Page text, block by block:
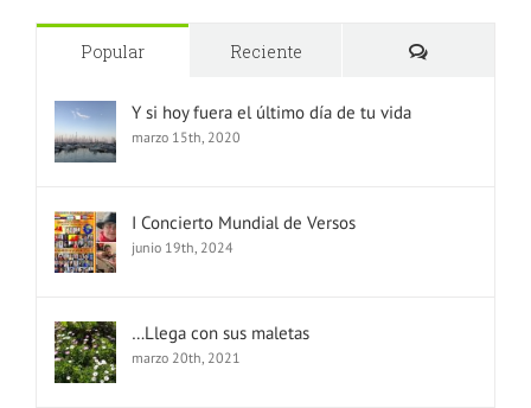
Popular Reciente
Y si hoy fuera el último día de tu vida
marzo 15th, 2020
I Concierto Mundial de Versos
junio 19th, 2024
…Llega con sus maletas
marzo 20th, 2021